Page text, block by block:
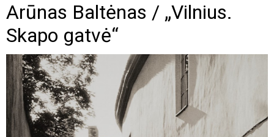
Arūnas Baltėnas / „Vilnius.
Skapo gatvė“